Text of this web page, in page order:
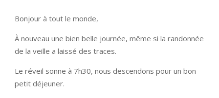
Bonjour à tout le monde,
À nouveau une bien belle journée, même si la randonnée
de la veille a laissé des traces.
Le réveil sonne à 7h30, nous descendons pour un bon
petit déjeuner.